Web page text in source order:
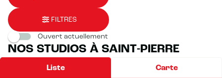
FILTRES
Ouvert actuellement
NOS STUDIOS À SAINT-PIERRE
Liste Carte